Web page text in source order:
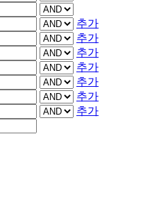
추가
추가
추가
추가
추가
추가
추가